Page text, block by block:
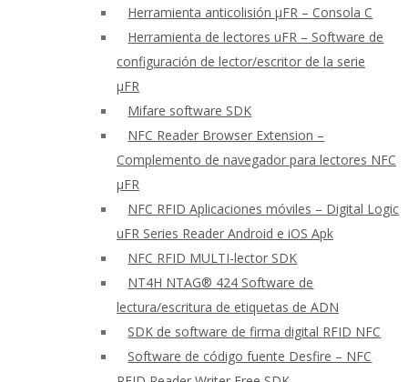
Herramienta anticolisión μFR – Consola C
Herramienta de lectores uFR – Software de
configuración de lector/escritor de la serie
μFR
Mifare software SDK
NFC Reader Browser Extension –
Complemento de navegador para lectores NFC
μFR
NFC RFID Aplicaciones móviles – Digital Logic
uFR Series Reader Android e iOS Apk
NFC RFID MULTI-lector SDK
NT4H NTAG® 424 Software de
lectura/escritura de etiquetas de ADN
SDK de software de firma digital RFID NFC
Software de código fuente Desfire – NFC